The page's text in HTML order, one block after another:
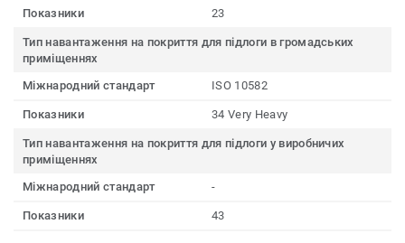
Показники 23
Тип навантаження на покриття для підлоги в громадських
приміщеннях
Міжнародний стандарт
ISO 10582
Показники 34 Very Heavy
Тип навантаження на покриття для підлоги у виробничих
приміщеннях
Міжнародний стандарт
-
Показники 43